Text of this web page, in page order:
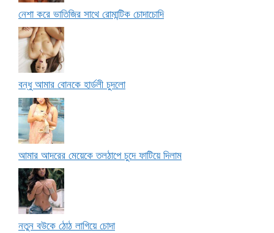
নেশা করে ভাতিজির সাথে রোমান্টিক চোদাচোদি
বন্ধু আমার বোনকে হার্ডলী চুদলো
আমার আদরের মেয়েকে তলঠাপে চুদে ফাটিয়ে দিলাম
নতুন বউকে ঠোঠ লাগিয়ে চোদা